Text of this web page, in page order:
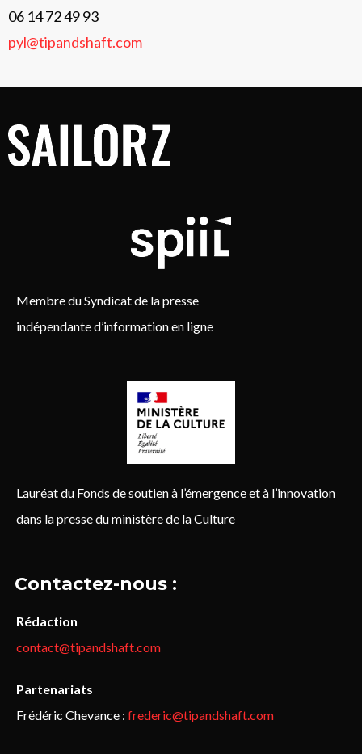
06 14 72 49 93
pyl@tipandshaft.com
Membre du Syndicat de la presse
indépendante d’information en ligne
Lauréat du Fonds de soutien à l’émergence et à l’innovation
dans la presse du ministère de la Culture
Contactez-nous :
Rédaction
contact@tipandshaft.com
Partenariats
Frédéric Chevance : frederic@tipandshaft.com